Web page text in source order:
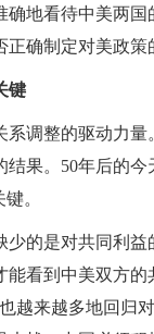
地看待中美两
正确制定对美政策
键
调整的驱动力
果。50年后的
。
的是对共同利
看到中美双方
越来越多地回归